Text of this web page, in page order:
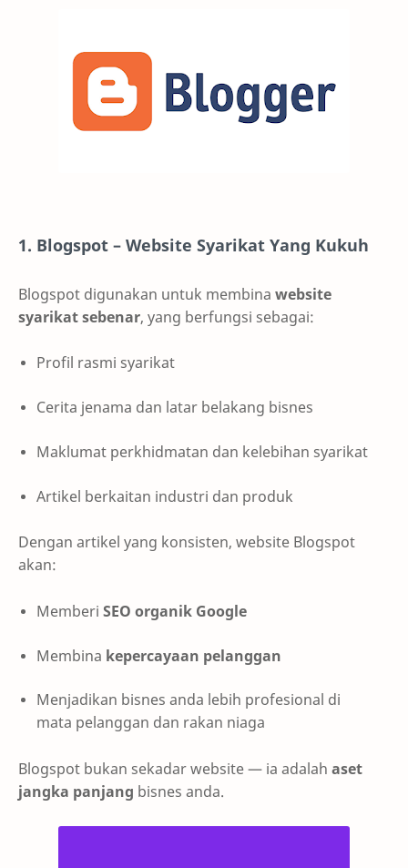
1. Blogspot – Website Syarikat Yang Kukuh
Blogspot digunakan untuk membina website
syarikat sebenar, yang berfungsi sebagai:
Profil rasmi syarikat
Cerita jenama dan latar belakang bisnes
Maklumat perkhidmatan dan kelebihan syarikat
Artikel berkaitan industri dan produk
Dengan artikel yang konsisten, website Blogspot
akan:
Memberi SEO organik Google
Membina kepercayaan pelanggan
Menjadikan bisnes anda lebih profesional di
mata pelanggan dan rakan niaga
Blogspot bukan sekadar website — ia adalah aset
jangka panjang bisnes anda.